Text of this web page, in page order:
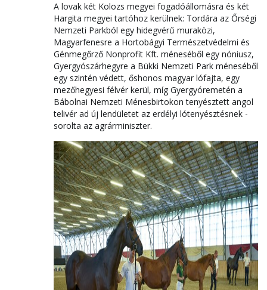
A lovak két Kolozs megyei fogadóállomásra és két
Hargita megyei tartóhoz kerülnek: Tordára az Őrségi
Nemzeti Parkból egy hidegvérű muraközi,
Magyarfenesre a Hortobágyi Természetvédelmi és
Génmegőrző Nonprofit Kft. méneséből egy nóniusz,
Gyergyószárhegyre a Bükki Nemzeti Park méneséből
egy szintén védett, őshonos magyar lófajta, egy
mezőhegyesi félvér kerül, míg Gyergyóremetén a
Bábolnai Nemzeti Ménesbirtokon tenyésztett angol
telivér ad új lendületet az erdélyi lótenyésztésnek -
sorolta az agrárminiszter.